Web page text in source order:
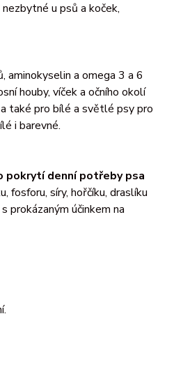
u psů a koček,
aminokyselin a omega 3 a 6
houby, víček a očního okolí
také pro bílé a světlé psy pro
i barevné.
pokrytí denní potřeby psa
fosforu, síry, hořčíku, draslíku
prokázaným účinkem na